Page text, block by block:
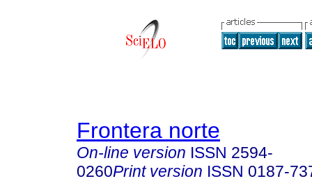
Frontera norte
On-line version ISSN 2594-
0260Print version ISSN 0187-